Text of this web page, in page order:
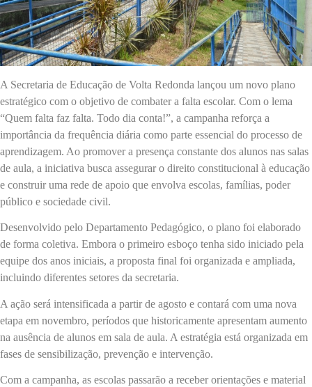
A Secretaria de Educação de Volta Redonda lançou um novo plano
estratégico com o objetivo de combater a falta escolar. Com o lema
“Quem falta faz falta. Todo dia conta!”, a campanha reforça a
importância da frequência diária como parte essencial do processo de
aprendizagem. Ao promover a presença constante dos alunos nas salas
de aula, a iniciativa busca assegurar o direito constitucional à educação
e construir uma rede de apoio que envolva escolas, famílias, poder
público e sociedade civil.
Desenvolvido pelo Departamento Pedagógico, o plano foi elaborado
de forma coletiva. Embora o primeiro esboço tenha sido iniciado pela
equipe dos anos iniciais, a proposta final foi organizada e ampliada,
incluindo diferentes setores da secretaria.
A ação será intensificada a partir de agosto e contará com uma nova
etapa em novembro, períodos que historicamente apresentam aumento
na ausência de alunos em sala de aula. A estratégia está organizada em
fases de sensibilização, prevenção e intervenção.
Com a campanha, as escolas passarão a receber orientações e material